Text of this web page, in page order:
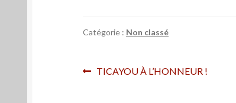
Catégorie : Non classé
Navigation
Article
TICAYOU À L’HONNEUR !